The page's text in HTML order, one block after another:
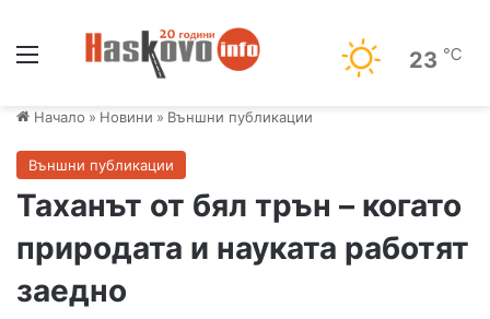
23 ℃
Начало » Новини » Външни публикации
Външни публикации
Таханът от бял трън – когато
природата и науката работят
заедно